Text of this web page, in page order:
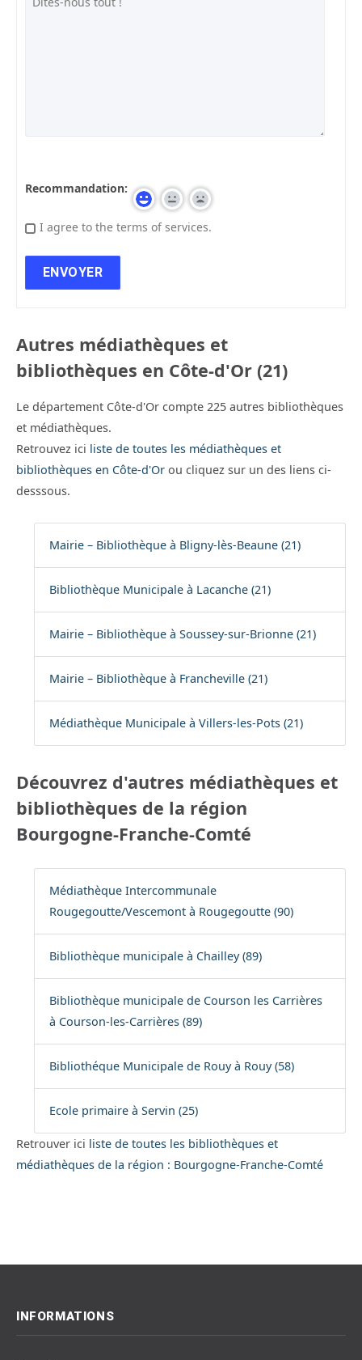
Recommandation:
I agree to the terms of services.
Autres médiathèques et
bibliothèques en Côte-d'Or (21)
Le département Côte-d'Or compte 225 autres bibliothèques
et médiathèques.
Retrouvez ici liste de toutes les médiathèques et
bibliothèques en Côte-d'Or ou cliquez sur un des liens ci-
desssous.
Mairie – Bibliothèque à Bligny-lès-Beaune (21)
Bibliothèque Municipale à Lacanche (21)
Mairie – Bibliothèque à Soussey-sur-Brionne (21)
Mairie – Bibliothèque à Francheville (21)
Médiathèque Municipale à Villers-les-Pots (21)
Découvrez d'autres médiathèques et
bibliothèques de la région
Bourgogne-Franche-Comté
Médiathèque Intercommunale
Rougegoutte/Vescemont à Rougegoutte (90)
Bibliothèque municipale à Chailley (89)
Bibliothèque municipale de Courson les Carrières
à Courson-les-Carrières (89)
Bibliothéque Municipale de Rouy à Rouy (58)
Ecole primaire à Servin (25)
Retrouver ici liste de toutes les bibliothèques et
médiathèques de la région : Bourgogne-Franche-Comté
INFORMATIONS